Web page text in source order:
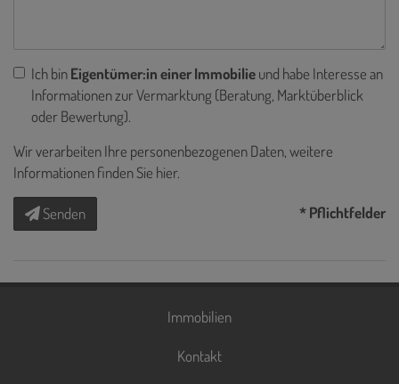
Ich binEigentümer:in einer Immobilieund habe Interesse an
Informationen zur Vermarktung (Beratung, Marktüberblick
oder Bewertung).
Wir verarbeiten Ihre personenbezogenen Daten, weitere
Informationen finden Sie hier.
Senden * Pflichtfelder
Immobilien
Kontakt